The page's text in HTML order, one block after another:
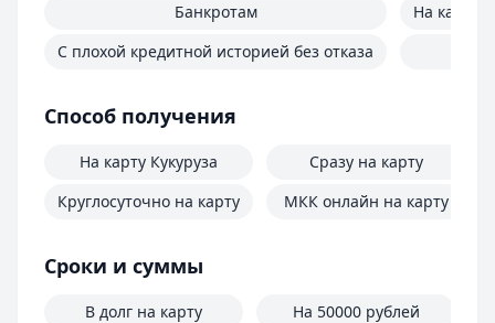
Банкротам
С плохой кредитной историей без отказа
На карту
Способ получения
На карту Кукуруза
Круглосуточно на карту
Сразу на карту
МКК онлайн на карту
Сроки и суммы
В долг на карту
На 50000 рублей